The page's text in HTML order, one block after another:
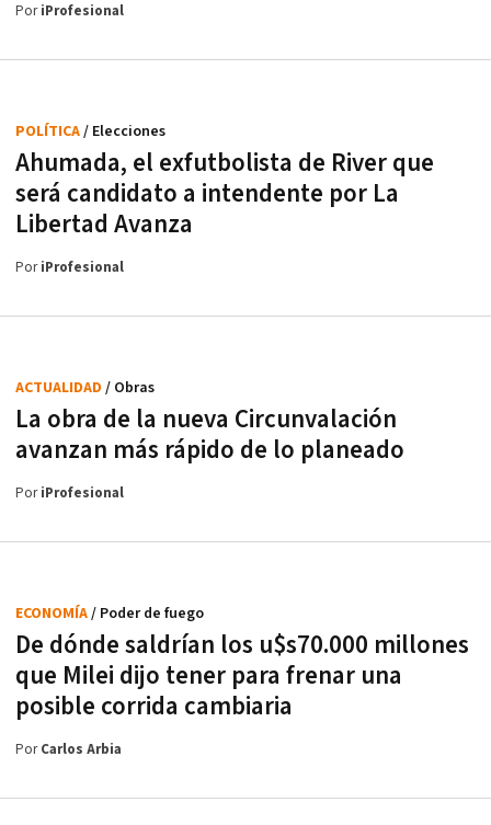
PoriProfesional
Ahumada, el exfutbolista de River que
será candidato a intendente por La
Libertad Avanza
POLÍTICA/ Elecciones
PoriProfesional
La obra de la nueva Circunvalación
avanzan más rápido de lo planeado
ACTUALIDAD / Obras
PoriProfesional
De dónde saldrían los u$s70.000 millones
que Milei dijo tener para frenar una
posible corrida cambiaria
ECONOMÍA/ Poder de fuego
PorCarlos Arbia